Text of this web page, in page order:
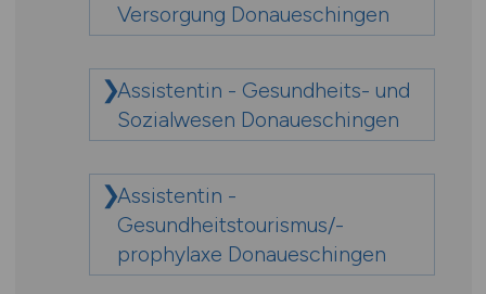
Versorgung Donaueschingen
Assistentin - Gesundheits- und
Sozialwesen Donaueschingen
Assistentin -
Gesundheitstourismus/-
prophylaxe Donaueschingen